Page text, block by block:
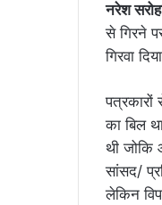
नरेश
से गिरने
गिरवा
का बिल
थी जोकि
सांसद/
लेकिन